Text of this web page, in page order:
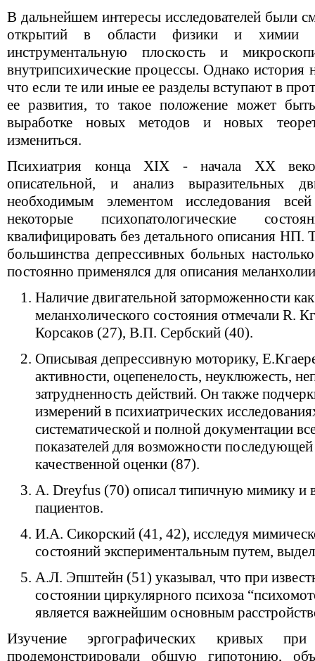
В дальнейшем интересы исследователей были
открытий в области физики и химии
инструментальную плоскость и
внутрипсихические процессы. Однако история
что если те или иные ее разделы вступают в
ее развития, то такое положение может
выработке новых методов и новых
измениться.
Психиатрия конца XIX - начала XX
описательной, и анализ выразительных
необходимым элементом исследования
некоторые психопатологические
квалифицировать без детального описания
большинства депрессивных больных
постоянно применялся для описания
Наличие двигательной заторможенности
меланхолического состояния отмечали R.
Корсаков (27), В.П. Сербский (40).
Описывая депрессивную моторику,
активности, оцепенелость, неуклюжесть,
затрудненность действий. Он также
измерений в психиатрических
систематической и полной документации
показателей для возможности
качественной оценки (87).
А. Dreyfus (70) описал типичную мимику и
пациентов.
И.А. Сикорский (41, 42), исследуя
состояний экспериментальным путем,
А.Л. Эпштейн (51) указывал, что при
состоянии циркулярного психоза
является важнейшим основным
Изучение эргографических кривых при
продемонстрировали общую гипотонию,